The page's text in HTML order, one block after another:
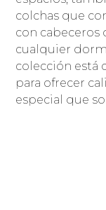
colchas que
con cabeceros
cualquier
colección está
para ofrecer
especial que